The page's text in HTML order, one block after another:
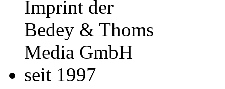
Imprint der
Bedey & Thoms
Media GmbH
seit 1997